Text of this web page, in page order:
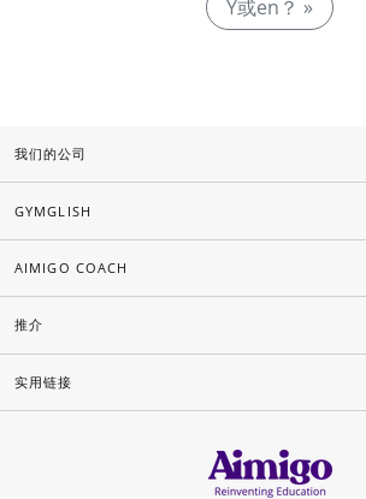
Y或en？ »
我们的公司
GYMGLISH
AIMIGO COACH
推介
实用链接